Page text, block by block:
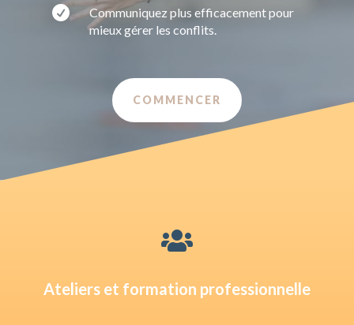

Communiquez plus efficacement pour
mieux gérer les conflits.
COMMENCER

Ateliers et formation professionnelle